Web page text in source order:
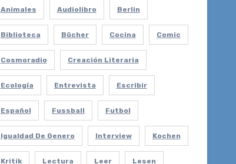
Animales Audiolibro Berlin
Biblioteca Bücher Cocina Comic
Cosmoradio Creación Literaria
Ecología Entrevista Escribir
Español Fussball Futbol
Igualdad De Genero Interview Kochen
Kritik Lectura Leer Lesen